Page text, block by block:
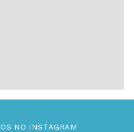
NO INSTAGRAM